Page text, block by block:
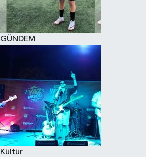
GÜNDEM
Kültür